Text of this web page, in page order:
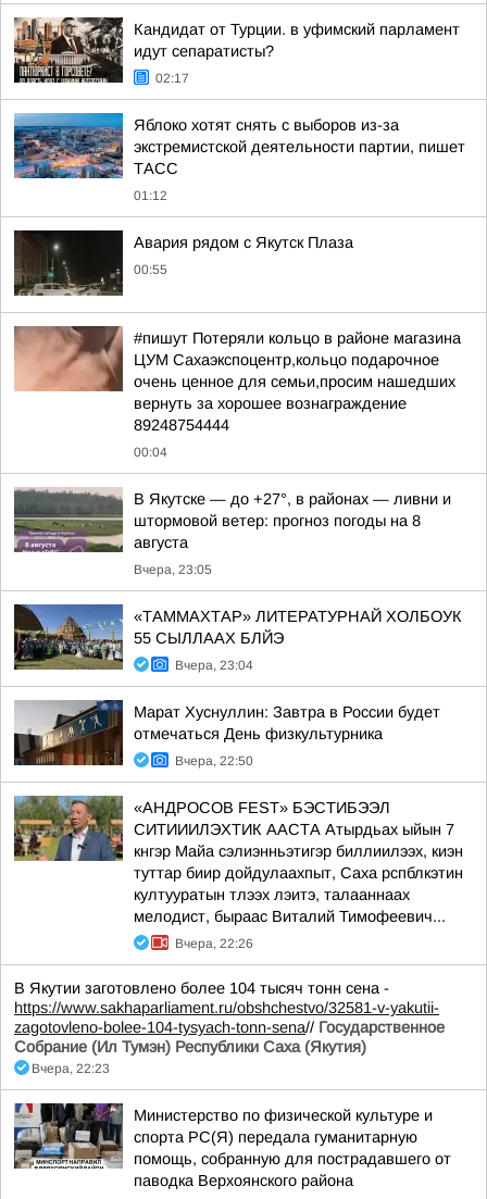
Кандидат от Турции. в уфимский парламент
идут сепаратисты?
02:17
Яблоко хотят снять с выборов из-за
экстремистской деятельности партии, пишет
ТАСС
01:12
Авария рядом с Якутск Плаза
00:55
#пишут Потеряли кольцо в районе магазина
ЦУМ Сахаэкспоцентр,кольцо подарочное
очень ценное для семьи,просим нашедших
вернуть за хорошее вознаграждение
89248754444
00:04
В Якутске — до +27°, в районах — ливни и
штормовой ветер: прогноз погоды на 8
августа
Вчера, 23:05
«ТАММАХТАР» ЛИТЕРАТУРНАЙ ХОЛБОУК
55 СЫЛЛААХ БЛЙЭ
Вчера, 23:04
Марат Хуснуллин: Завтра в России будет
отмечаться День физкультурника
Вчера, 22:50
«АНДРОСОВ FEST» БЭСТИБЭЭЛ
СИТИИИЛЭХТИК ААСТА Атырдьах ыйын 7
кнгэр Майа сэлиэнньэтигэр биллиилээх, киэн
туттар биир дойдулаахпыт, Саха рспблкэтин
култууратын тлээх лэитэ, талааннаах
мелодист, быраас Виталий Тимофеевич...
Вчера, 22:26
В Якутии заготовлено более 104 тысяч тонн сена -
https://www.sakhaparliament.ru/obshchestvo/32581-v-yakutii-
zagotovleno-bolee-104-tysyach-tonn-sena// Государственное
Собрание (Ил Тумэн) Республики Саха (Якутия)
Вчера, 22:23
Министерство по физической культуре и
спорта РС(Я) передала гуманитарную
помощь, собранную для пострадавшего от
паводка Верхоянского района